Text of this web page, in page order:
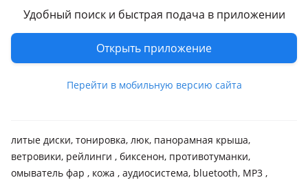
Удобный поиск и быстрая подача в приложении
Открыть приложение
Перейти в мобильную версию сайта
Коробка передач
Автомат
Привод
Полный привод
Руль
Слева
литые диски, тонировка, люк, панорамная крыша,
ветровики, рейлинги , биксенон, противотуманки,
омыватель фар , кожа , аудиосистема, bluetooth, MP3 ,